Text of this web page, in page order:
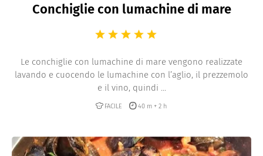
Conchiglie con lumachine di mare
Le conchiglie con lumachine di mare vengono realizzate
lavando e cuocendo le lumachine con l’aglio, il prezzemolo
e il vino, quindi ...
FACILE 40 m + 2 h